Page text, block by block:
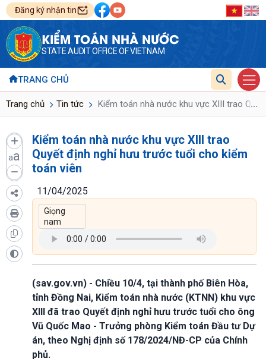
Đăng ký nhận tin
KIỂM TOÁN NHÀ NƯỚC
STATE AUDIT OFFICE OF VIETNAM
TRANG CHỦ
Trang chủ Tin tức Kiểm toán nhà nước khu vực XIII trao ...
aa
Kiểm toán nhà nước khu vực XIII trao
Quyết định nghỉ hưu trước tuổi cho kiểm
toán viên
11/04/2025
(sav.gov.vn) - Chiều 10/4, tại thành phố Biên Hòa,
tỉnh Đồng Nai, Kiểm toán nhà nước (KTNN) khu vực
XIII đã trao Quyết định nghỉ hưu trước tuổi cho ông
Vũ Quốc Mao - Trưởng phòng Kiểm toán Đầu tư Dự
án, theo Nghị định số 178/2024/NĐ-CP của Chính
phủ.